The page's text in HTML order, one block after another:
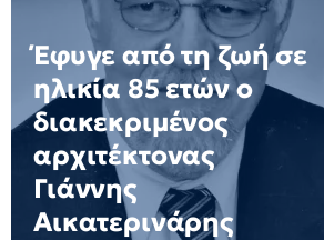
Έφυγε από τη ζωή σε
ηλικία 85 ετών ο
διακεκριμένος
αρχιτέκτονας
Γιάννης
Αικατερινάρης